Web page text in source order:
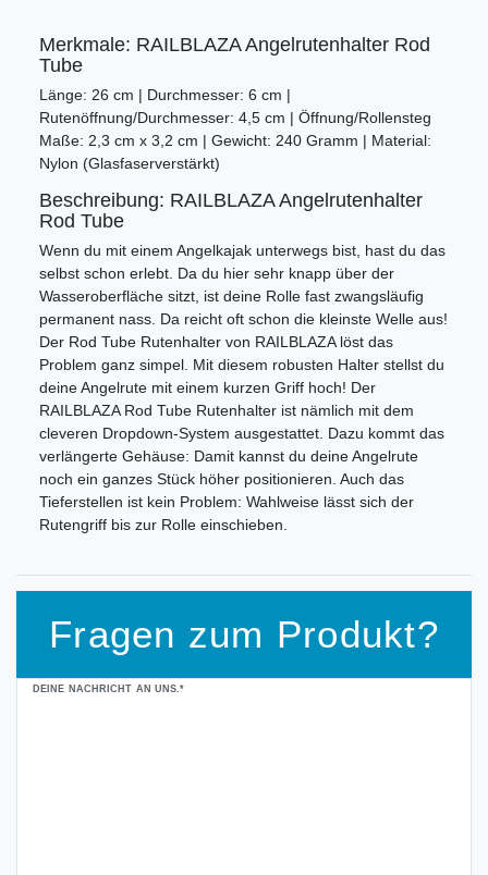
Merkmale: RAILBLAZA Angelrutenhalter Rod
Tube
Länge: 26 cm | Durchmesser: 6 cm |
Rutenöffnung/Durchmesser: 4,5 cm | Öffnung/Rollensteg
Maße: 2,3 cm x 3,2 cm | Gewicht: 240 Gramm | Material:
Nylon (Glasfaserverstärkt)
Beschreibung: RAILBLAZA Angelrutenhalter
Rod Tube
Wenn du mit einem Angelkajak unterwegs bist, hast du das
selbst schon erlebt. Da du hier sehr knapp über der
Wasseroberfläche sitzt, ist deine Rolle fast zwangsläufig
permanent nass. Da reicht oft schon die kleinste Welle aus!
Der Rod Tube Rutenhalter von RAILBLAZA löst das
Problem ganz simpel. Mit diesem robusten Halter stellst du
deine Angelrute mit einem kurzen Griff hoch! Der
RAILBLAZA Rod Tube Rutenhalter ist nämlich mit dem
cleveren Dropdown-System ausgestattet. Dazu kommt das
verlängerte Gehäuse: Damit kannst du deine Angelrute
noch ein ganzes Stück höher positionieren. Auch das
Tieferstellen ist kein Problem: Wahlweise lässt sich der
Rutengriff bis zur Rolle einschieben.
Fragen zum Produkt?
DEINE NACHRICHT AN UNS.*
Ceres::Template.mailFormHoneypotLabel